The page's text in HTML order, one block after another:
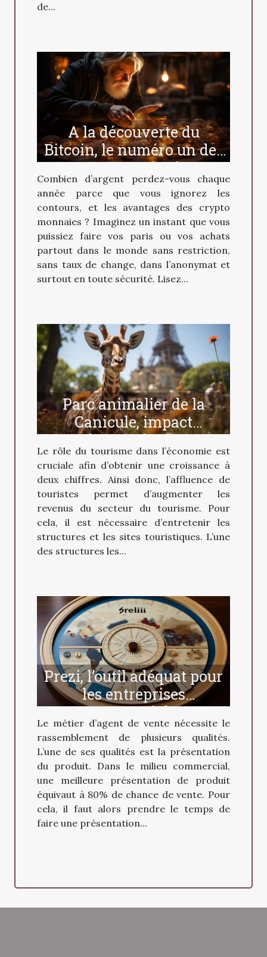
de...
A la découverte du
Bitcoin, le numéro un des
crypto monnaies
Combien d’argent perdez-vous chaque
année parce que vous ignorez les
contours, et les avantages des crypto
monnaies ? Imaginez un instant que vous
puissiez faire vos paris ou vos achats
partout dans le monde sans restriction,
sans taux de change, dans l’anonymat et
surtout en toute sécurité. Lisez...
Parc animalier de la
Canicule, impact
économique…
Le rôle du tourisme dans l’économie est
cruciale afin d’obtenir une croissance à
deux chiffres. Ainsi donc, l’affluence de
touristes permet d’augmenter les
revenus du secteur du tourisme. Pour
cela, il est nécessaire d’entretenir les
structures et les sites touristiques. L’une
des structures les...
Prezi, l’outil adéquat pour
les entreprises
commerciales
Le métier d’agent de vente nécessite le
rassemblement de plusieurs qualités.
L’une de ses qualités est la présentation
du produit. Dans le milieu commercial,
une meilleure présentation de produit
équivaut à 80% de chance de vente. Pour
cela, il faut alors prendre le temps de
faire une présentation...